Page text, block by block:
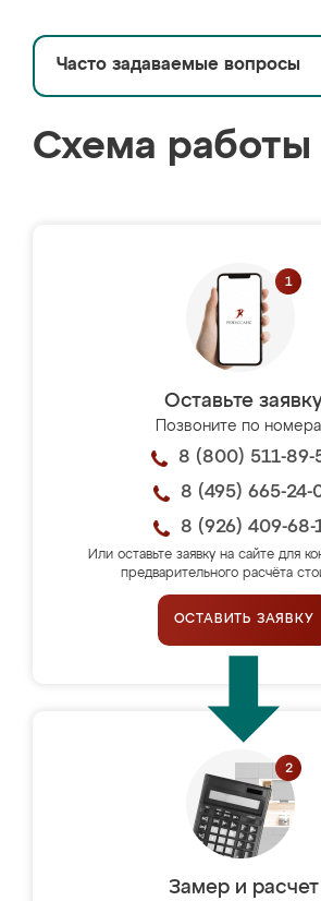
Часто задаваемые вопросы
Схема работы
Оставьте
Позвоните по
8 (800) 511-89-
8 (495) 665-24-
8 (926) 409-68-
Или оставьте заявку на сайте для
предварительного расчёта
ОСТАВИТЬ ЗАЯВКУ
Замер и расчет